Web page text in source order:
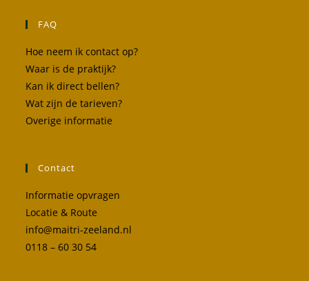
FAQ
Hoe neem ik contact op?
Waar is de praktijk?
Kan ik direct bellen?
Wat zijn de tarieven?
Overige informatie
Contact
Informatie opvragen
Locatie & Route
info@maitri-zeeland.nl
0118 – 60 30 54